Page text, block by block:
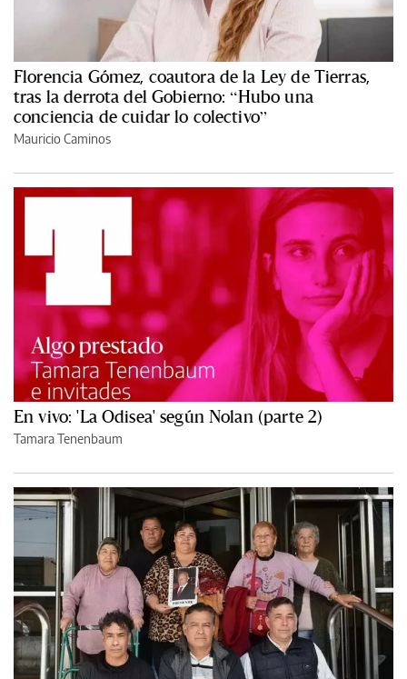
Florencia Gómez, coautora de la Ley de Tierras,
tras la derrota del Gobierno: “Hubo una
conciencia de cuidar lo colectivo”
Mauricio Caminos
En vivo: 'La Odisea' según Nolan (parte 2)
Tamara Tenenbaum